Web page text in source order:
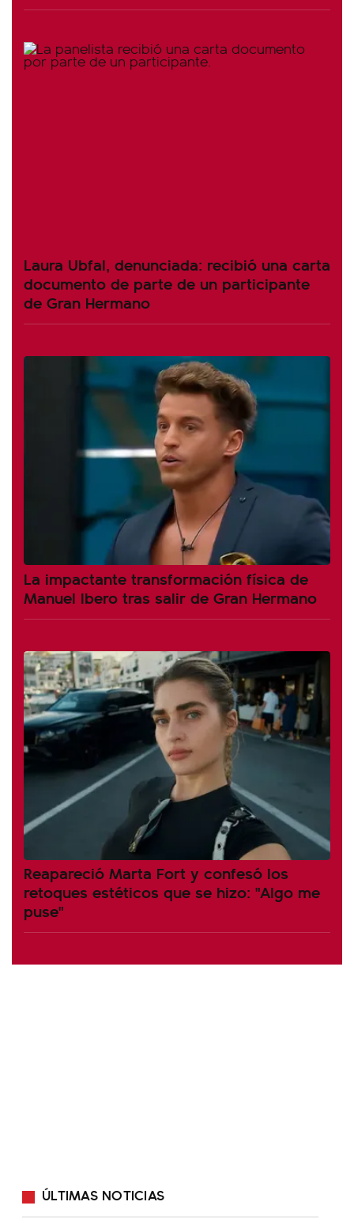
Laura Ubfal, denunciada: recibió una carta
documento de parte de un participante
de Gran Hermano
La impactante transformación física de
Manuel Ibero tras salir de Gran Hermano
Reapareció Marta Fort y confesó los
retoques estéticos que se hizo: "Algo me
puse"
ÚLTIMAS NOTICIAS